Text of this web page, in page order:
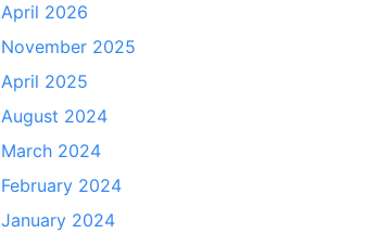
April 2026
November 2025
April 2025
August 2024
March 2024
February 2024
January 2024